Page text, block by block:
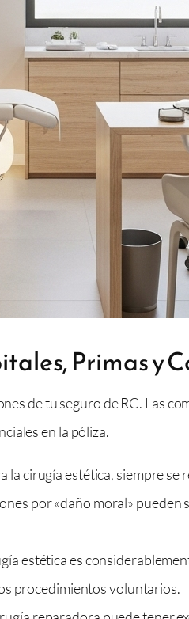
Primas y
de tu seguro de RC. Las
en la póliza.
cirugía estética, siempre se
por «daño moral» pueden
estética es
procedimientos voluntarios.